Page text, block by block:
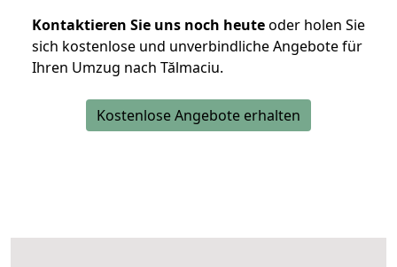
Kontaktieren Sie uns noch heuteoder holen Sie
sich kostenlose und unverbindliche Angebote für
Ihren Umzug nach Tălmaciu.
Kostenlose Angebote erhalten